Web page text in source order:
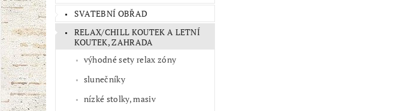
SVATEBNÍ OBŘAD
RELAX/CHILL KOUTEK A LETNÍ
KOUTEK, ZAHRADA
výhodné sety relax zóny
slunečníky
nízké stolky, masiv